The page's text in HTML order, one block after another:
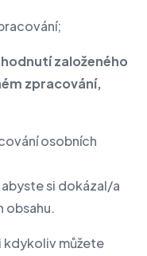
založeného
zpracování,
osobních
abyste si dokázal/a
obsahu.
kdykoliv můžete